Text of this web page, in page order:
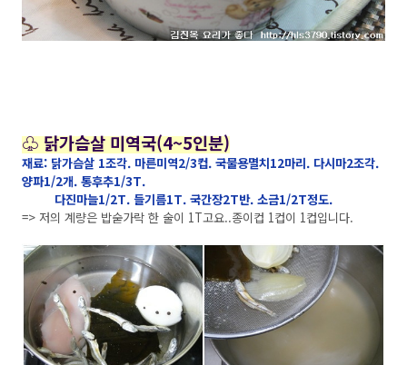
♧ 닭가슴살 미역국(4~5인분)
재료: 닭가슴살 1조각. 마른미역2/3컵. 국물용멸치12마리. 다시마2조각.
양파1/2개. 통후추1/3T.
다진마늘1/2T. 들기름1T. 국간장2T반. 소금1/2T정도.
=> 저의 계량은 밥숟가락 한 술이 1T고요..종이컵 1컵이 1컵입니다.